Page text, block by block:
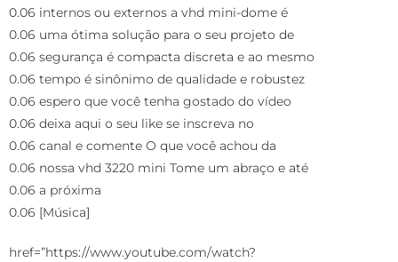
0.06 internos ou externos a vhd mini-dome é
0.06 uma ótima solução para o seu projeto de
0.06 segurança é compacta discreta e ao mesmo
0.06 tempo é sinônimo de qualidade e robustez
0.06 espero que você tenha gostado do vídeo
0.06 deixa aqui o seu like se inscreva no
0.06 canal e comente O que você achou da
0.06 nossa vhd 3220 mini Tome um abraço e até
0.06 a próxima
0.06 [Música]
href=”https://www.youtube.com/watch?